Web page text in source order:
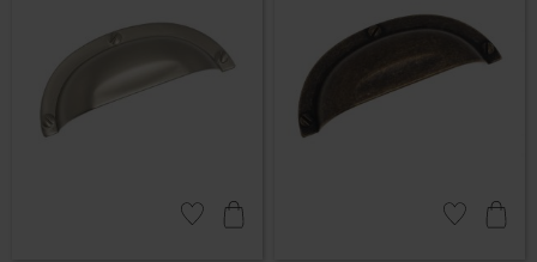
Lägg till i favoriter Lägg till i